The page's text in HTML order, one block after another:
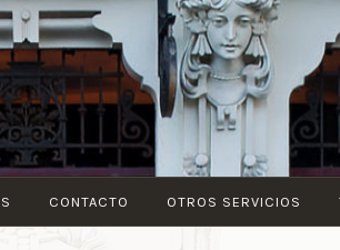
ART-
NOUVEAU
CORUÑA
CONTACTO OTROS SERVICIOS